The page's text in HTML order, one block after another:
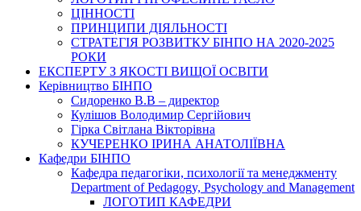
ЦІННОСТІ
ПРИНЦИПИ ДІЯЛЬНОСТІ
СТРАТЕГІЯ РОЗВИТКУ БІНПО НА 2020-2025
РОКИ
ЕКСПЕРТУ З ЯКОСТІ ВИЩОЇ ОСВІТИ
Керівництво БІНПО
Сидоренко В.В – директор
Кулішов Володимир Сергійович
Гірка Світлана Вікторівна
КУЧЕРЕНКО ІРИНА АНАТОЛІЇВНА
Кафедри БІНПО
Кафедра педагогіки, психології та менеджменту
Department of Pedagogy, Psychology and Management
ЛОГОТИП КАФЕДРИ